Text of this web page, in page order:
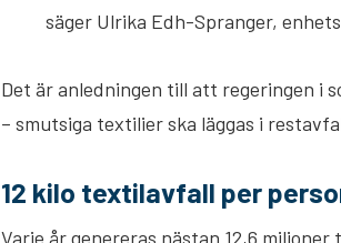
säger Ulrika Edh-Spranger,
Det är anledningen till att regeringen i
– smutsiga textilier ska läggas i
12 kilo textilavfall per
Varje år genereras nästan 12,6